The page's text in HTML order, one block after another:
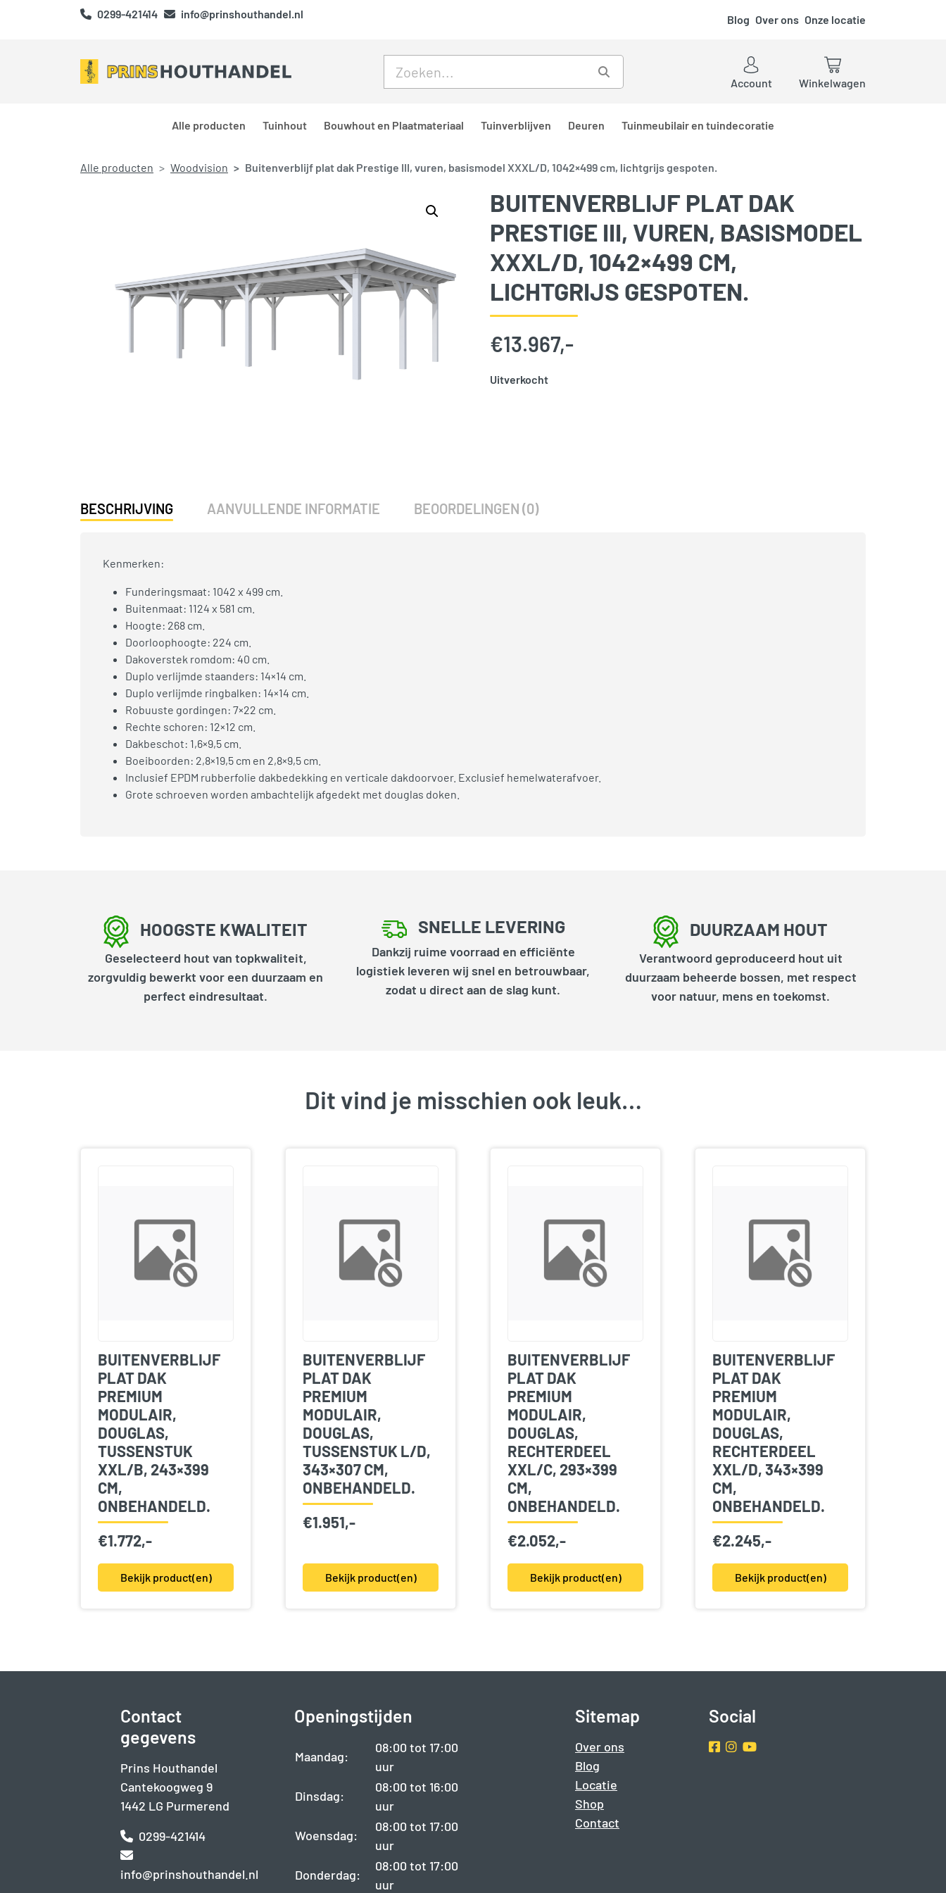
0299-421414 info@prinshouthandel.nl Blog Over ons Onze locatie
Account
Winkelwagen
Alle producten Tuinhout Bouwhout en Plaatmateriaal Tuinverblijven Deuren Tuinmeubilair en tuindecoratie
Alle producten Woodvision Buitenverblijf plat dak Prestige III, vuren, basismodel XXXL/D, 1042×499 cm, lichtgrijs gespoten.
BUITENVERBLIJF PLAT DAK
PRESTIGE III, VUREN, BASISMODEL
XXXL/D, 1042×499 CM,
LICHTGRIJS GESPOTEN.
€13.967,-
Uitverkocht
BESCHRIJVING AANVULLENDE INFORMATIE BEOORDELINGEN (0)
Kenmerken:
Funderingsmaat: 1042 x 499 cm.
Buitenmaat: 1124 x 581 cm.
Hoogte: 268 cm.
Doorloophoogte: 224 cm.
Dakoverstek romdom: 40 cm.
Duplo verlijmde staanders: 14×14 cm.
Duplo verlijmde ringbalken: 14×14 cm.
Robuuste gordingen: 7×22 cm.
Rechte schoren: 12×12 cm.
Dakbeschot: 1,6×9,5 cm.
Boeiboorden: 2,8×19,5 cm en 2,8×9,5 cm.
Inclusief EPDM rubberfolie dakbedekking en verticale dakdoorvoer. Exclusief hemelwaterafvoer.
Grote schroeven worden ambachtelijk afgedekt met douglas doken.
HOOGSTE KWALITEIT
Geselecteerd hout van topkwaliteit,
zorgvuldig bewerkt voor een duurzaam en
perfect eindresultaat.
SNELLE LEVERING
Dankzij ruime voorraad en efficiënte
logistiek leveren wij snel en betrouwbaar,
zodat u direct aan de slag kunt.
DUURZAAM HOUT
Verantwoord geproduceerd hout uit
duurzaam beheerde bossen, met respect
voor natuur, mens en toekomst.
Dit vind je misschien ook leuk…
BUITENVERBLIJF
PLAT DAK
PREMIUM
MODULAIR,
DOUGLAS,
TUSSENSTUK
XXL/B, 243×399
CM,
ONBEHANDELD.
€1.772,-
Bekijk product(en)
BUITENVERBLIJF
PLAT DAK
PREMIUM
MODULAIR,
DOUGLAS,
TUSSENSTUK L/D,
343×307 CM,
ONBEHANDELD.
€1.951,-
Bekijk product(en)
BUITENVERBLIJF
PLAT DAK
PREMIUM
MODULAIR,
DOUGLAS,
RECHTERDEEL
XXL/C, 293×399
CM,
ONBEHANDELD.
€2.052,-
Bekijk product(en)
BUITENVERBLIJF
PLAT DAK
PREMIUM
MODULAIR,
DOUGLAS,
RECHTERDEEL
XXL/D, 343×399
CM,
ONBEHANDELD.
€2.245,-
Bekijk product(en)
Contact
gegevens
Prins Houthandel
Cantekoogweg 9
1442 LG Purmerend
0299-421414
info@prinshouthandel.nl
Openingstijden
Maandag:
08:00 tot 17:00
uur
Dinsdag:
08:00 tot 16:00
uur
Woensdag:
08:00 tot 17:00
uur
Donderdag:
08:00 tot 17:00
uur
Sitemap
Over ons
Blog
Locatie
Shop
Contact
Social
Facebook
Instragram
Youtube